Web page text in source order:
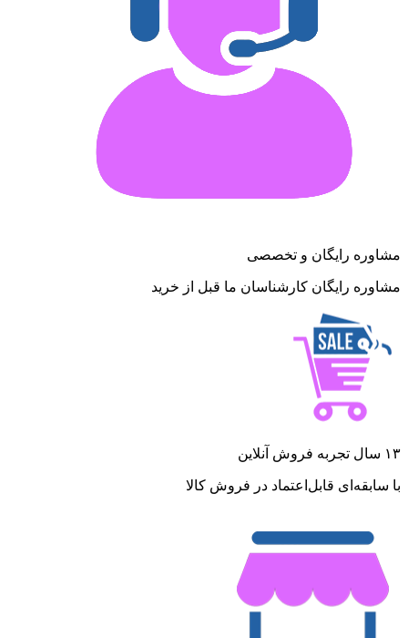
مشاوره رایگان و تخصصی
مشاوره رایگان کارشناسان ما قبل از خرید
۱۳ سال تجربه فروش آنلاین
با سابقه‌ای قابل‌اعتماد در فروش کالا